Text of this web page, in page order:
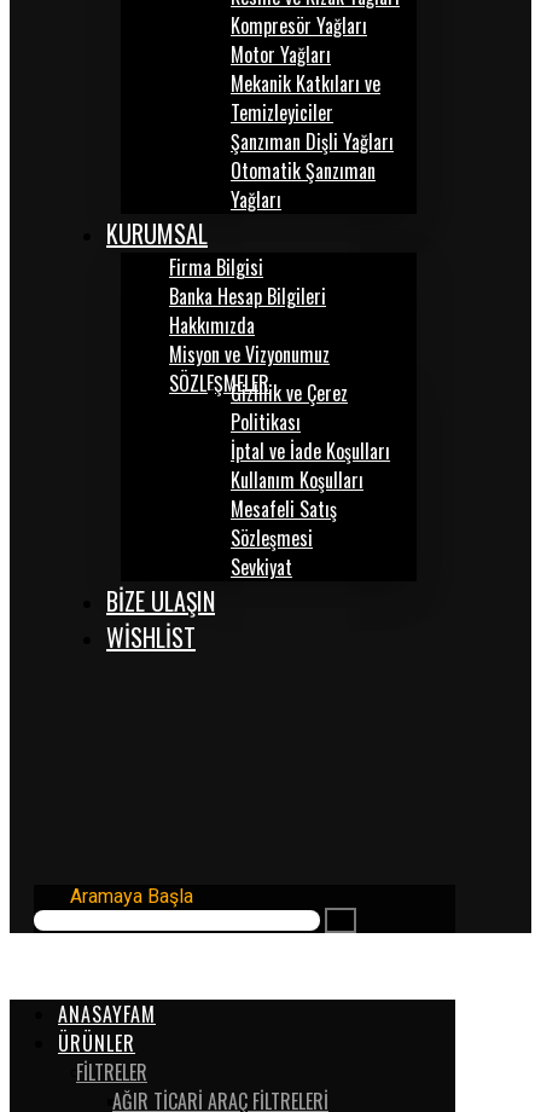
Kompresör Yağları
Motor Yağları
Mekanik Katkıları ve
Temizleyiciler
Şanzıman Dişli Yağları
Otomatik Şanzıman
Yağları
KURUMSAL
Firma Bilgisi
Banka Hesap Bilgileri
Hakkımızda
Misyon ve Vizyonumuz
SÖZLEŞMELERGizlilik ve Çerez
Politikası
İptal ve İade Koşulları
Kullanım Koşulları
Mesafeli Satış
Sözleşmesi
Sevkiyat
BİZE ULAŞIN
WISHLIST
Aramaya Başla
ANASAYFAM
ÜRÜNLER
FİLTRELER
AĞIR TİCARİ ARAÇ FİLTRELERİ